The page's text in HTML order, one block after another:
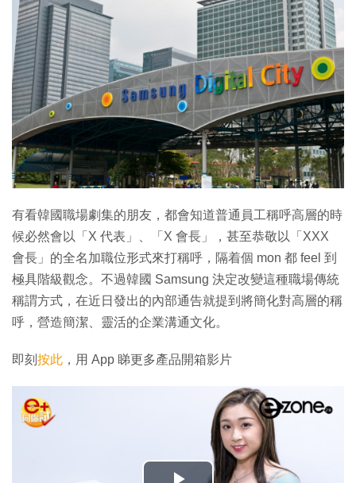
有看韓國職場劇集的朋友，都會知道普通員工稱呼高層的時
候必然會以「X 代表」、「X 會長」，甚至恭敬以「XXX
會長」的全名加職位形式來打稱呼，隔着個 mon 都 feel 到
極具階級觀念。不過韓國 Samsung 決定改變這種職場傳統
稱謂方式，在近日發出的內部通告就提到將簡化對高層的稱
呼，營造簡潔、靈活的企業溝通文化。
即刻 按此 ，用 App 睇更多產品開箱影片